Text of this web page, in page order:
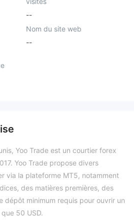
--
Nom du site web
--
Yoo Trade est un courtier forex
Yoo Trade propose divers
via la plateforme MT5, notamment
des matières premières, des
dépôt minimum requis pour ouvrir un
50 USD.